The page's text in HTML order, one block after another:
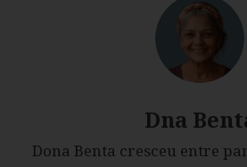
Dna
Dona Benta cresceu entre